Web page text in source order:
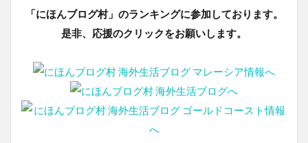
「にほんブログ村」のランキングに参加しております。
是非、応援のクリックをお願いします。